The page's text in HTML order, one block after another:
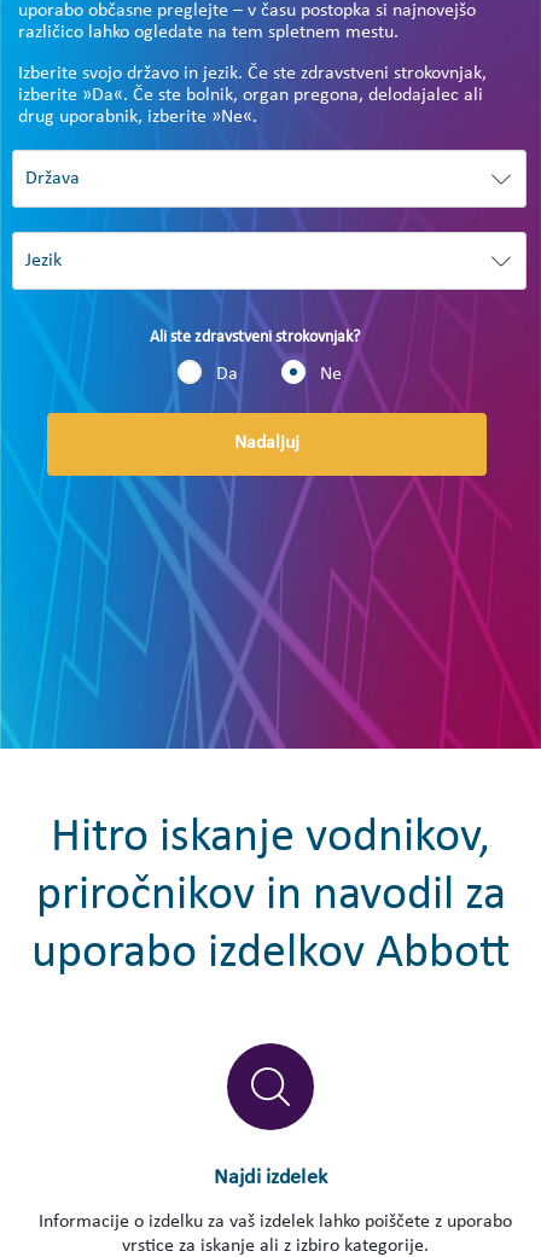
uporabo občasne preglejte – v času postopka si najnovejšo
različico lahko ogledate na tem spletnem mestu.
Izberite svojo državo in jezik. Če ste zdravstveni strokovnjak,
izberite »Da«. Če ste bolnik, organ pregona, delodajalec ali
drug uporabnik, izberite »Ne«.
Ali ste zdravstveni strokovnjak?
Da Ne
Nadaljuj
Hitro iskanje vodnikov,
priročnikov in navodil za
uporabo izdelkov Abbott
Najdi izdelek
Informacije o izdelku za vaš izdelek lahko poiščete z uporabo
vrstice za iskanje ali z izbiro kategorije.